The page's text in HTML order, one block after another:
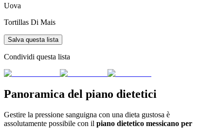
Uova
Tortillas Di Mais
Salva questa lista
Condividi questa lista
Panoramica del piano dietetici
Gestire la pressione sanguigna con una dieta gustosa è
assolutamente possibile con il piano dietetico messicano per